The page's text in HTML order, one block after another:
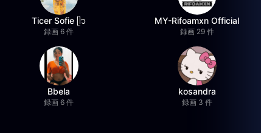
Ticer Sofie ᥫ᭡
録画 6 件
MY-Rifoamxn Official
録画 29 件
Bbela
録画 6 件
kosandra
録画 3 件